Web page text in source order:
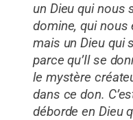
un Dieu qui nous
domine, qui nous
mais un Dieu qui
parce qu’Il se
le mystère
dans ce don.
déborde en Dieu